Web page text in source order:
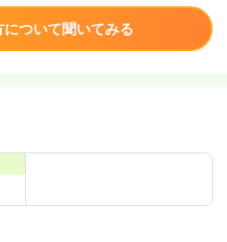
ついて聞いてみる